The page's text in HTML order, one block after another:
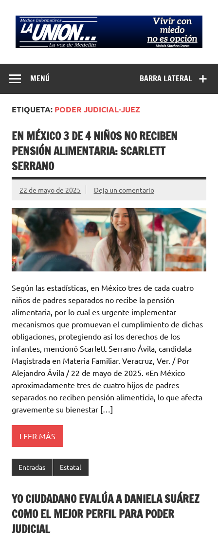
contenido
Medios
Informativos La
Unión…
BARRA LATERAL
MENÚ
ETIQUETA: PODER JUDICIAL-JUEZ
EN MÉXICO 3 DE 4 NIÑOS NO RECIBEN
PENSIÓN ALIMENTARIA: SCARLETT
SERRANO
22 de mayo de 2025 Deja un comentario
Según las estadísticas, en México tres de cada cuatro
niños de padres separados no recibe la pensión
alimentaria, por lo cual es urgente implementar
mecanismos que promuevan el cumplimiento de dichas
obligaciones, protegiendo así los derechos de los
infantes, mencionó Scarlett Serrano Ávila, candidata
Magistrada en Materia Familiar. Veracruz, Ver. / Por
Alejandro Ávila / 22 de mayo de 2025. «En México
aproximadamente tres de cuatro hijos de padres
separados no reciben pensión alimenticia, lo que afecta
gravemente su bienestar […]
LEER MÁS
Entradas Estatal
YO CIUDADANO EVALÚA A DANIELA SUÁREZ
COMO EL MEJOR PERFIL PARA PODER
JUDICIAL